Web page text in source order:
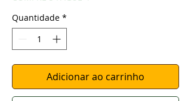
Quantidade *
Adicionar ao carrinho